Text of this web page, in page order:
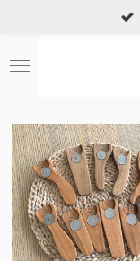
contenu
principal